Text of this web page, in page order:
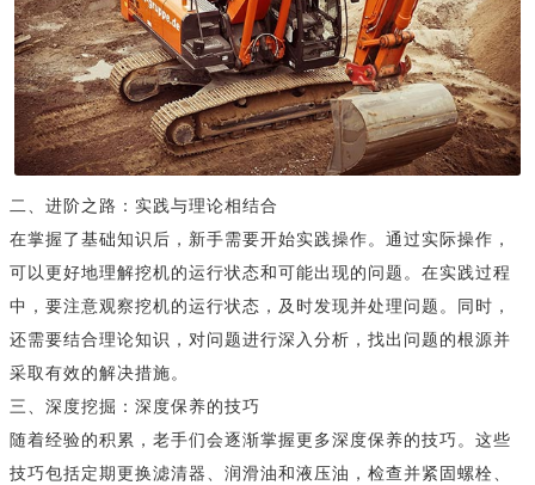
二、进阶之路：实践与理论相结合
在掌握了基础知识后，新手需要开始实践操作。通过实际操作，
可以更好地理解挖机的运行状态和可能出现的问题。在实践过程
中，要注意观察挖机的运行状态，及时发现并处理问题。同时，
还需要结合理论知识，对问题进行深入分析，找出问题的根源并
采取有效的解决措施。
三、深度挖掘：深度保养的技巧
随着经验的积累，老手们会逐渐掌握更多深度保养的技巧。这些
技巧包括定期更换滤清器、润滑油和液压油，检查并紧固螺栓、